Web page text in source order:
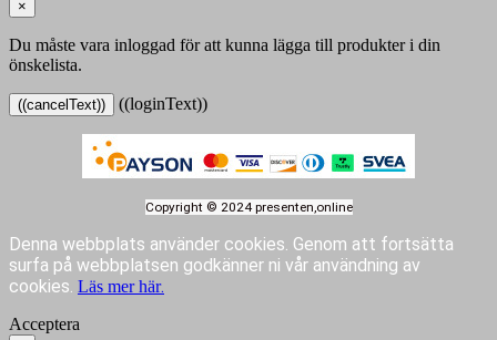
×
Du måste vara inloggad för att kunna lägga till produkter i din
önskelista.
((cancelText)) ((loginText))
Copyright © 2024 presenten,online
Denna webbplats använder cookies. Genom att fortsätta
surfa på webbplatsen godkänner ni vår användning av
cookies. Läs mer här.
Acceptera